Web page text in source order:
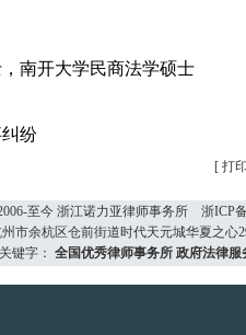
南开大学民商法学硕士
纷
[ 打
至今 浙江诺力亚律师事务所
浙ICP
市余杭区仓前街道时代天元城华夏之心
键字： 全国优秀律师事务所 政府法律服